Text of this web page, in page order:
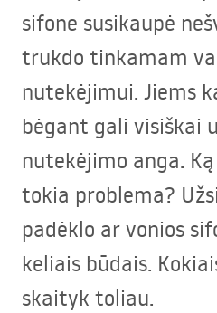
sifone susikaupė
trukdo tinkamam
nutekėjimui. Jiems
bėgant gali visiškai
nutekėjimo anga.
tokia problema?
padėklo ar vonios
keliais būdais.
skaityk toliau.